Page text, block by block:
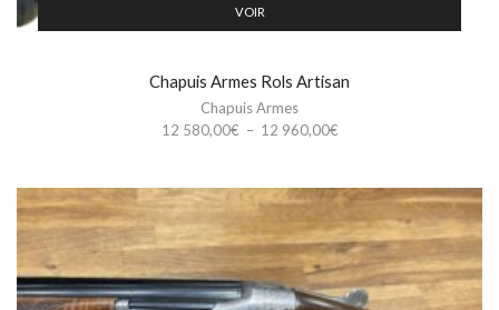
VOIR
Chapuis Armes Rols Artisan
Chapuis Armes
12 580,00€ – 12 960,00€Plage
12
12
960,00€